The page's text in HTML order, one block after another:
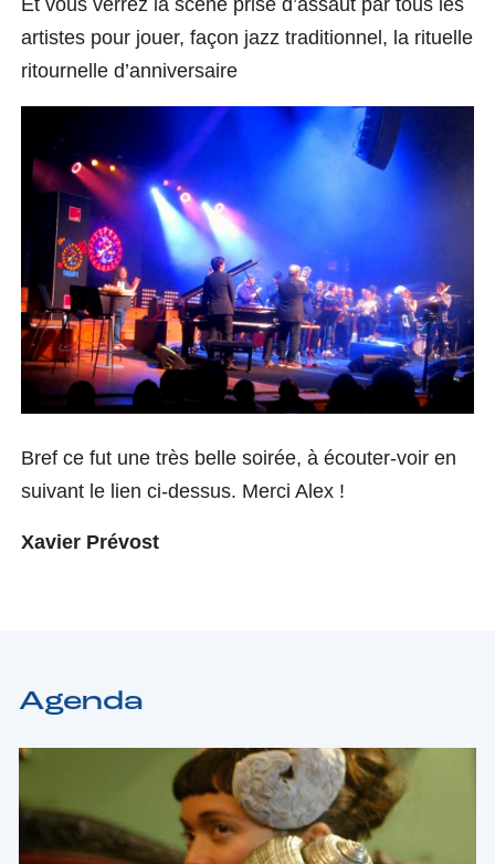
artistes pour jouer, façon jazz traditionnel, la rituelle
ritournelle d’anniversaire
Bref ce fut une très belle soirée, à écouter-voir en
suivant le lien ci-dessus. Merci Alex !
Xavier Prévost
Agenda